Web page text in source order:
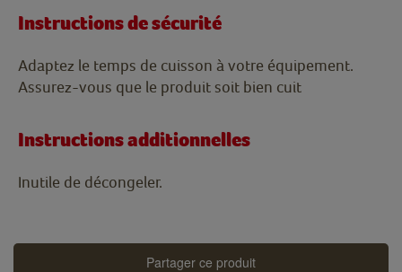
Instructions de sécurité
Adaptez le temps de cuisson à votre équipement.
Assurez-vous que le produit soit bien cuit
Instructions additionnelles
Inutile de décongeler.
Partager ce produit